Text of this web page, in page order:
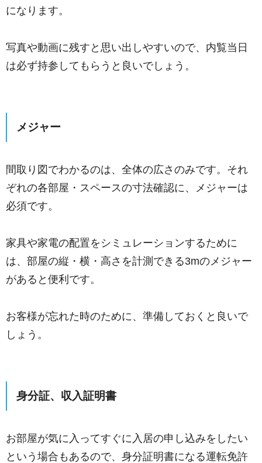
になります。
写真や動画に残すと思い出しやすいので、内覧当日
は必ず持参してもらうと良いでしょう。
メジャー
間取り図でわかるのは、全体の広さのみです。 それ
ぞれの各部屋・スペースの寸法確認に、メジャーは
必須です。
家具や家電の配置をシミュレーションするために
は、部屋の縦・横・高さを計測できる3mのメジャー
があると便利です。
お客様が忘れた時のために、準備しておくと良いで
しょう。
身分証、収入証明書
お部屋が気に入ってすぐに入居の申し込みをしたい
という場合もあるので、身分証明書になる運転免許